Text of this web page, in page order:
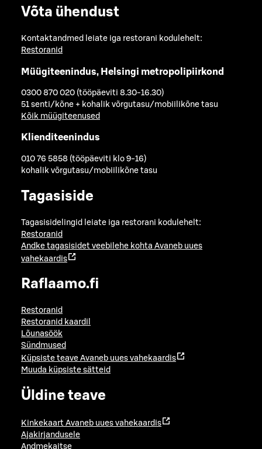
Võta ühendust
Kontaktandmed leiate iga restorani kodulehelt:
Restoranid
Müügiteenindus, Helsingi metropolipiirkond
0300 870 020 (tööpäeviti 8.30-16.30)
51 senti/kõne + kohalik võrgutasu/mobiilikõne tasu
Kõik müügiteenused
Klienditeenindus
010 76 5858 (tööpäeviti klo 9-16)
kohalik võrgutasu/mobiilikõne tasu
Tagasiside
Tagasisidelingid leiate iga restorani kodulehelt:
Restoranid
Andke tagasisidet veebilehe kohta Avaneb uues
vahekaardis
Raflaamo.fi
Restoranid
Restoranid kaardil
Lõunasöök
Sündmused
Küpsiste teave Avaneb uues vahekaardis
Muuda küpsiste sätteid
Üldine teave
Kinkekaart Avaneb uues vahekaardis
Ajakirjandusele
Andmekaitse